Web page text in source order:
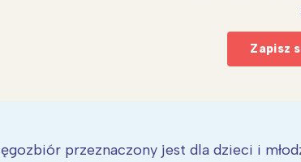
Zapisz
przeznaczony jest dla dzieci i